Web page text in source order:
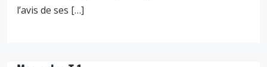
l’avis de ses […]